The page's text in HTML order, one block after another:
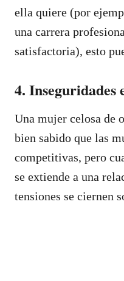
ella quiere (por
una carrera
satisfactoria), esto
4. Inseguridades
Una mujer celosa de
bien sabido que las
competitivas, pero
se extiende a una
tensiones se ciernen